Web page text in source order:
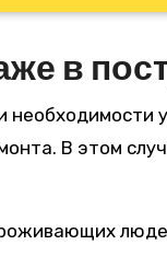
в
В этом